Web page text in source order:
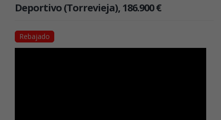
Deportivo (Torrevieja), 186.900 €
Rebajado